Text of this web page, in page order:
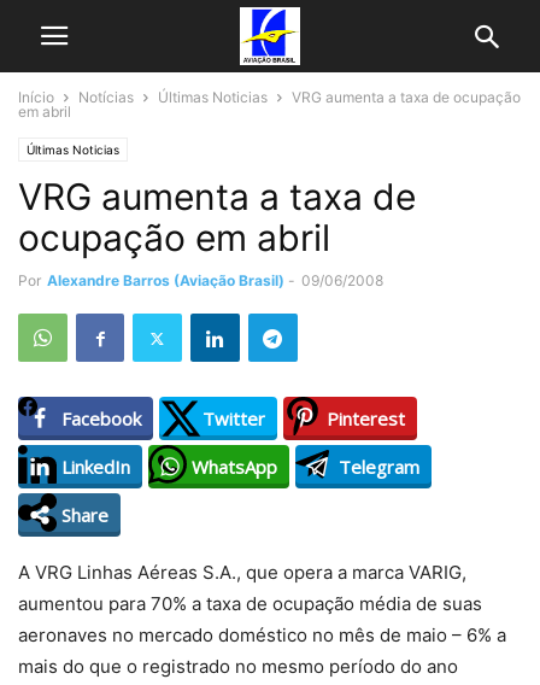
Início Notícias Últimas Noticias
VRG aumenta a taxa de ocupação
em abril
Últimas Noticias
VRG aumenta a taxa de
ocupação em abril
Por Alexandre Barros (Aviação Brasil) - 09/06/2008
Facebook Twitter
Pinterest
LinkedIn
WhatsApp
Telegram
Share
A VRG Linhas Aéreas S.A., que opera a marca VARIG,
aumentou para 70% a taxa de ocupação média de suas
aeronaves no mercado doméstico no mês de maio – 6% a
mais do que o registrado no mesmo período do ano